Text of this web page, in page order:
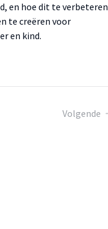
en hoe dit te verbeteren
te creëren voor
en kind.
Volgende